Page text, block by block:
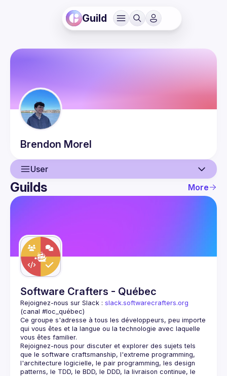
Guild
Brendon Morel
User
User
Guilds
Guilds More
Software Crafters - Québec
Rejoignez-nous sur Slack : slack.softwarecrafters.org
(canal #loc_québec)
Ce groupe s'adresse à tous les développeurs, peu importe
qui vous êtes et la langue ou la technologie avec laquelle
Rejoignez-nous pour discuter et explorer des sujets tels
que le software craftsmanship, l'extreme programming,
l'architecture logicielle, le pair programming, les design
patterns, le TDD, le BDD, le DDD, la livraison continue, le